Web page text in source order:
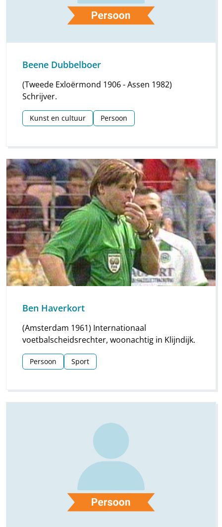
Beene Dubbelboer
(Tweede Exloërmond 1906 - Assen 1982)
Schrijver.
Kunst en cultuur Persoon
Ben Haverkort
(Amsterdam 1961) Internationaal
voetbalscheidsrechter, woonachtig in Klijndijk.
Persoon Sport